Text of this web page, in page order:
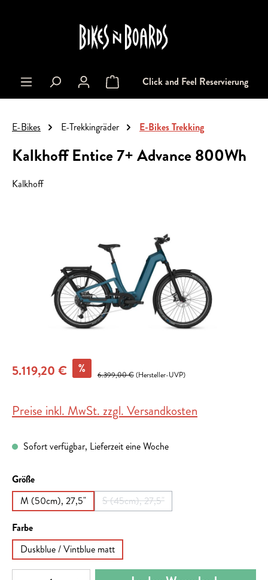
Warenkorb enthält 0 Positionen. Der
Click and Feel Reservierung
E-Bikes E-Trekkingräder E-Bikes Trekking
Kalkhoff Entice 7+ Advance 800Wh
Kalkhoff
5.119,20 € % 6.399,00 €(Hersteller-UVP)
Preise inkl. MwSt. zzgl. Versandkosten
Sofort verfügbar, Lieferzeit eine Woche
Größeauswählen
M (50cm), 27,5"
S (45cm), 27,5"
(Diese Option ist zurzeit nicht
Farbeauswählen
Duskblue / Vintblue matt